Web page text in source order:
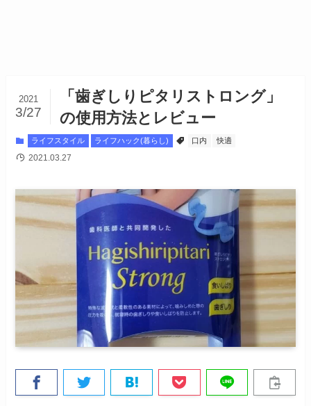
「歯ぎしりピタリストロング」
の使用方法とレビュー
2021
3/27
ライフスタイル ライフハック(暮らし) 口内 快適
2021.03.27